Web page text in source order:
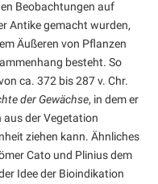
Beobachtungen auf
Antike gemacht wurden,
Äußeren von Pflanzen
besteht. So
ca. 372 bis 287 v. Chr.
der Gewächse, in dem er
aus der Vegetation
ziehen kann. Ähnliches
Cato und Plinius dem
Idee der Bioindikation